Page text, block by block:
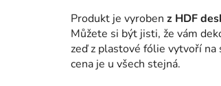
Produkt je vyroben z HDF
Můžete si být jisti, že vám
zeď z plastové fólie vytvoří
cena je u všech stejná.